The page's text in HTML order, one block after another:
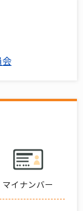
会
マイナンバー